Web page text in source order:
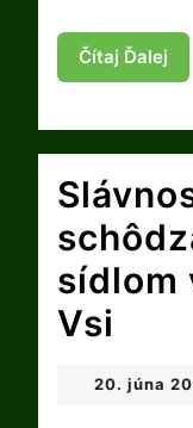
Čítaj Ďalej
sídlom
Vsi
20. júna